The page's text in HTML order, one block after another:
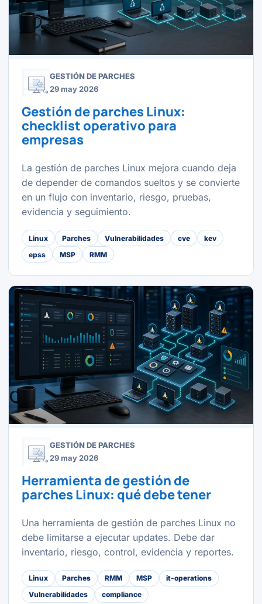
GESTIÓN DE PARCHES
29 may 2026
Gestión de parches Linux:
checklist operativo para
empresas
La gestión de parches Linux mejora cuando deja
de depender de comandos sueltos y se convierte
en un flujo con inventario, riesgo, pruebas,
evidencia y seguimiento.
Linux Parches Vulnerabilidades cve
kev
epss
MSP RMM
GESTIÓN DE PARCHES
29 may 2026
Herramienta de gestión de
parches Linux: qué debe tener
Una herramienta de gestión de parches Linux no
debe limitarse a ejecutar updates. Debe dar
inventario, riesgo, control, evidencia y reportes.
Linux Parches RMM MSP
it-operations
Vulnerabilidades
compliance